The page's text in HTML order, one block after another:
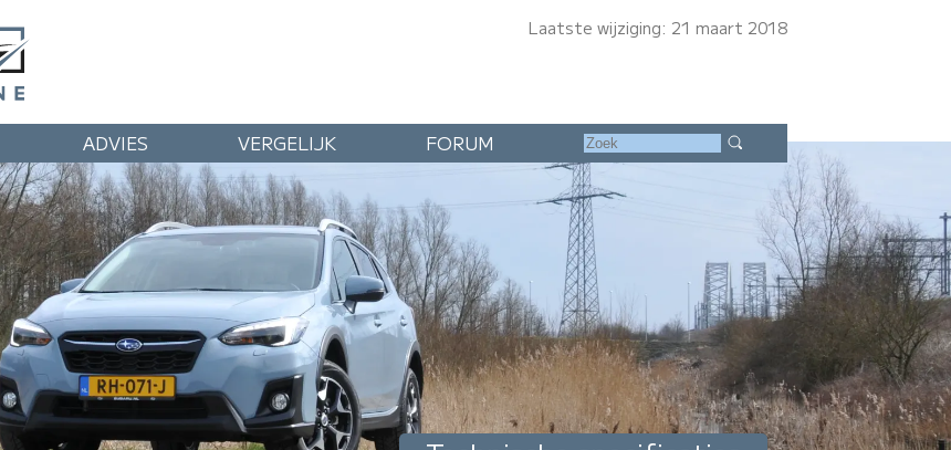
Laatste wijziging: 21 maart 2018
ADVIES VERGELIJK FORUM